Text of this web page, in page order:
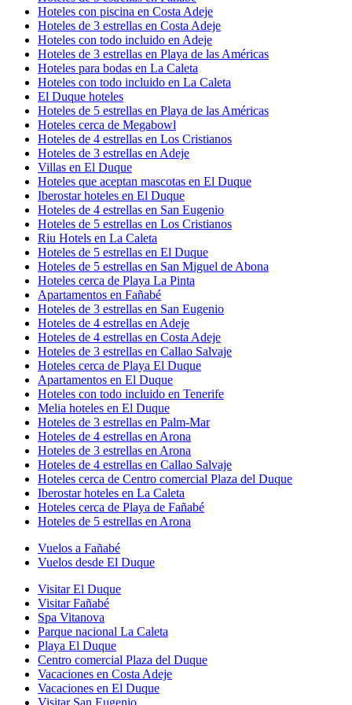
Hoteles con piscina en Costa Adeje
Hoteles de 3 estrellas en Costa Adeje
Hoteles con todo incluido en Adeje
Hoteles de 3 estrellas en Playa de las Américas
Hoteles para bodas en La Caleta
Hoteles con todo incluido en La Caleta
El Duque hoteles
Hoteles de 5 estrellas en Playa de las Américas
Hoteles cerca de Megabowl
Hoteles de 4 estrellas en Los Cristianos
Hoteles de 3 estrellas en Adeje
Villas en El Duque
Hoteles que aceptan mascotas en El Duque
Iberostar hoteles en El Duque
Hoteles de 4 estrellas en San Eugenio
Hoteles de 5 estrellas en Los Cristianos
Riu Hotels en La Caleta
Hoteles de 5 estrellas en El Duque
Hoteles de 5 estrellas en San Miguel de Abona
Hoteles cerca de Playa La Pinta
Apartamentos en Fañabé
Hoteles de 3 estrellas en San Eugenio
Hoteles de 4 estrellas en Adeje
Hoteles de 4 estrellas en Costa Adeje
Hoteles de 3 estrellas en Callao Salvaje
Hoteles cerca de Playa El Duque
Apartamentos en El Duque
Hoteles con todo incluido en Tenerife
Melia hoteles en El Duque
Hoteles de 3 estrellas en Palm-Mar
Hoteles de 4 estrellas en Arona
Hoteles de 3 estrellas en Arona
Hoteles de 4 estrellas en Callao Salvaje
Hoteles cerca de Centro comercial Plaza del Duque
Iberostar hoteles en La Caleta
Hoteles cerca de Playa de Fañabé
Hoteles de 5 estrellas en Arona
Vuelos a Fañabé
Vuelos desde El Duque
Visitar El Duque
Visitar Fañabé
Spa Vitanova
Parque nacional La Caleta
Playa El Duque
Centro comercial Plaza del Duque
Vacaciones en Costa Adeje
Vacaciones en El Duque
Visitar San Eugenio